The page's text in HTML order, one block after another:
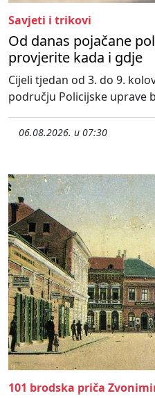
Savjeti i trikovi
Od danas pojačane
provjerite kada i gdje
Cijeli tjedan od 3. do 9.
području Policijske uprave
06.08.2026. u 07:30
101 brodska priča